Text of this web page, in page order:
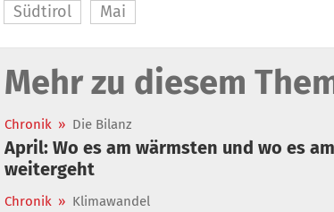
Südtirol
Mai
Mehr zu diesem
Chronik » Die Bilanz
April: Wo es am wärmsten und wo es
weitergeht
Chronik » Klimawandel